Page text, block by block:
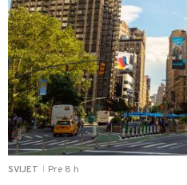
SVIJET Pre 8 h